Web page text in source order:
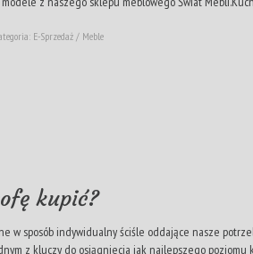
E-Sprzedaż / Meble
kupić?
w sposób indywidualny ściśle oddające nasze
z kluczy do osiągniecia jak najlepszego poziomu